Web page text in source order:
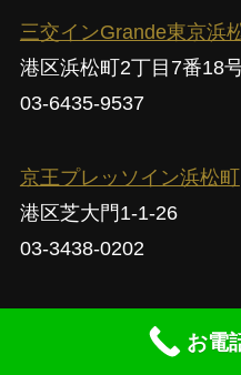
三交インGrande東京浜
港区浜松町2丁目7番18
03-6435-9537
京王プレッソイン浜松町
港区芝大門1-1-26
03-3438-0202
ホテルヒラリーズ赤坂
お電